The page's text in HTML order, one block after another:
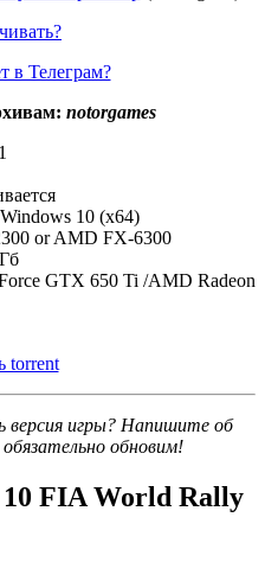
в Телеграм?
notorgames
Windows 10 (x64)
or AMD FX-6300
GTX 650 Ti /AMD Radeon
torrent
версия игры? Напишите об
обновим!
FIA World Rally